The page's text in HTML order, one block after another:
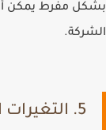
بشكل مفرط يمكن
الشركة.
5. التغيرات المحاسبية: